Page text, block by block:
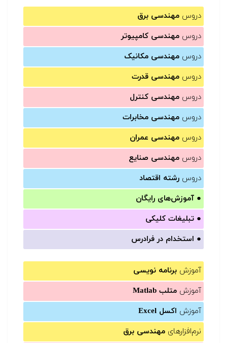
دروس مهندسی برق
دروس مهندسی کامپیوتر
دروس مهندسی مکانیک
دروس مهندسی قدرت
دروس مهندسی کنترل
دروس مهندسی مخابرات
دروس مهندسی عمران
دروس مهندسی صنایع
دروس رشته اقتصاد
● آموزش‌های رایگان
● تبلیغات کلیکی
● استخدام در فرادرس
آموزش برنامه نویسی
آموزش متلب Matlab
آموزش اکسل Excel
نرم‌افزارهای مهندسی برق